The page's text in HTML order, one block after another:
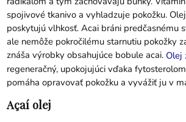
spojivové tkanivo a vyhladzuje pokožku.
poskytujú vlhkosť. Acai bráni predčasnému
ale nemôže pokročilému starnutiu pokožky
znáša výrobky obsahujúce bobule acai. Olej
regeneračný, upokojujúci vďaka
pomáha opravovať pokožku a vyvážiť ju v
Açaí olej